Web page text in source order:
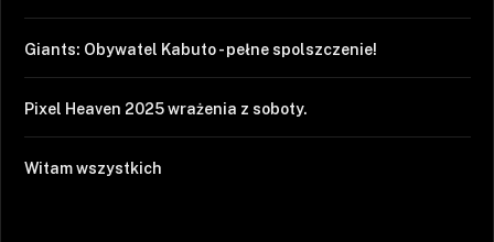
Giants: Obywatel Kabuto - pełne spolszczenie!
Pixel Heaven 2025 wrażenia z soboty.
Witam wszystkich